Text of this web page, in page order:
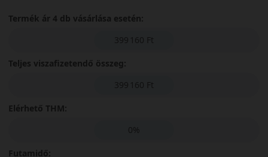
Termék ár 4 db vásárlása esetén:
399 160 Ft
Teljes viszafizetendő összeg:
399 160 Ft
Elérhető THM:
0%
Futamidő: